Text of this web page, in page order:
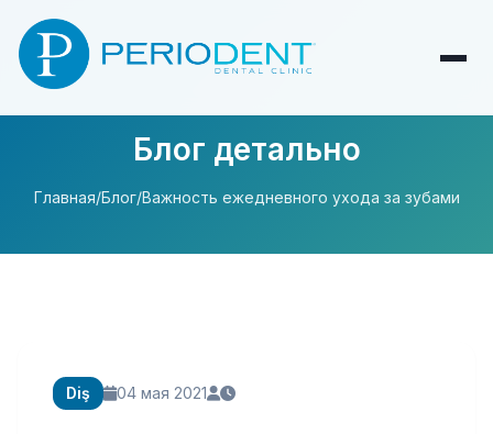
Блог детально
Главная/Блог/Важность ежедневного ухода за зубами
Diş 04 мая 2021